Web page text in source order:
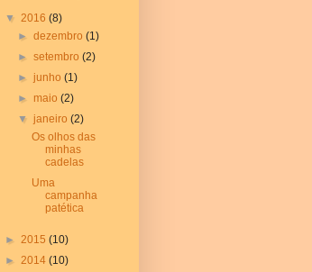
▼ 2016 (8)
►dezembro(1)
►setembro(2)
► junho(1)
► maio(2)
▼ janeiro(2)
Os olhos das
minhas
cadelas
Uma
campanha
patética
► 2015 (10)
► 2014 (10)